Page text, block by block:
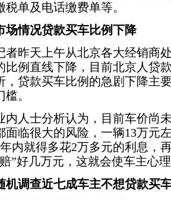
税单及电话缴费单等。
场情况贷款买车比例下降
天上午从北京各大经销商处
比例直线下降，目前北京人贷
，贷款买车比例的急剧下降主
。
士分析认为，目前车价尚未
面临很大的风险，一辆13万元
内就得多花2万多元的利息，
”好几万元，这就会使车主心
调查近七成车主不想贷款买